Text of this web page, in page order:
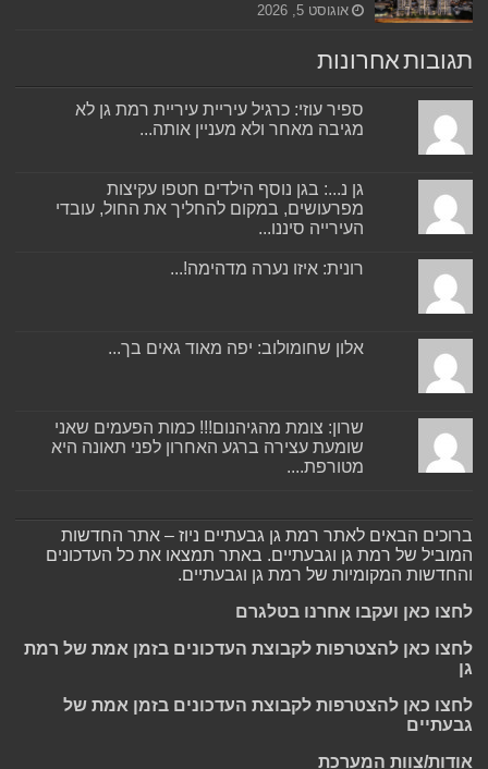
אוגוסט 5, 2026
תגובות אחרונות
ספיר עוזי: כרגיל עיריית עיריית רמת גן לא
מגיבה מאחר ולא מעניין אותה...
גן נ...: בגן נוסף הילדים חטפו עקיצות
מפרעושים, במקום להחליך את החול, עובדי
העירייה סיננו...
רונית: איזו נערה מדהימה!...
אלון שחומולוב: יפה מאוד גאים בך...
שרון: צומת מהגיהנום!!! כמות הפעמים שאני
שומעת עצירה ברגע האחרון לפני תאונה היא
מטורפת....
ברוכים הבאים לאתר רמת גן גבעתיים ניוז – אתר החדשות
המוביל של רמת גן וגבעתיים. באתר תמצאו את כל העדכונים
והחדשות המקומיות של רמת גן וגבעתיים.
לחצו כאן ועקבו אחרנו בטלגרם
לחצו כאן להצטרפות לקבוצת העדכונים בזמן אמת של רמת
גן
לחצו כאן להצטרפות לקבוצת העדכונים בזמן אמת של
גבעתיים
אודות/צוות המערכת